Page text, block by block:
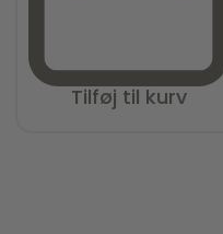
Tilføj til kurv